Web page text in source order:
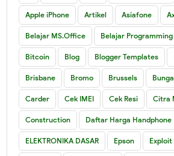
Apple iPhone Artikel Asiafone
Belajar MS.Office Belajar Programming
Bitcoin Blog Blogger Templates
Brisbane Bromo Brussels
Carder Cek IMEI Cek Resi Citra
Construction Daftar Harga Handphone
ELEKTRONIKA DASAR Epson Exploit